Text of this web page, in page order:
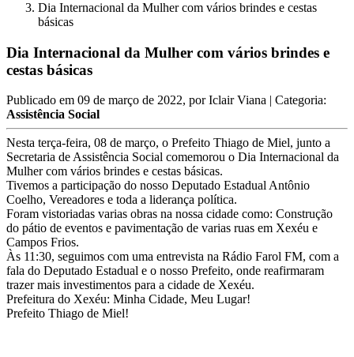
Dia Internacional da Mulher com vários brindes e cestas
básicas
Dia Internacional da Mulher com vários brindes e
cestas básicas
Publicado em 09 de março de 2022, porIclair Viana | Categoria:
Assistência Social
Nesta terça-feira, 08 de março, o Prefeito Thiago de Miel, junto a
Secretaria de Assistência Social comemorou o Dia Internacional da
Mulher com vários brindes e cestas básicas.
Tivemos a participação do nosso Deputado Estadual Antônio
Coelho, Vereadores e toda a liderança política.
Foram vistoriadas varias obras na nossa cidade como: Construção
do pátio de eventos e pavimentação de varias ruas em Xexéu e
Campos Frios.
Às 11:30, seguimos com uma entrevista na Rádio Farol FM, com a
fala do Deputado Estadual e o nosso Prefeito, onde reafirmaram
trazer mais investimentos para a cidade de Xexéu.
Prefeitura do Xexéu: Minha Cidade, Meu Lugar!
Prefeito Thiago de Miel!